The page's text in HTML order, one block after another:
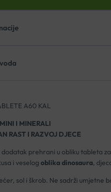
A60 KAL
I MINERALI
RAST I RAZVOJ DJECE
prehrani u obliku tableta
i veselog oblika dinosaura,
sol i škrob. Ne sadrži